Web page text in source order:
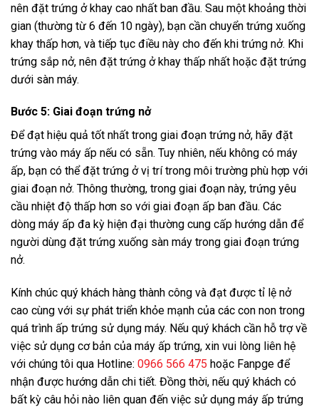
nên đặt trứng ở khay cao nhất ban đầu. Sau một khoảng thời
gian (thường từ 6 đến 10 ngày), bạn cần chuyển trứng xuống
khay thấp hơn, và tiếp tục điều này cho đến khi trứng nở. Khi
trứng sắp nở, nên đặt trứng ở khay thấp nhất hoặc đặt trứng
dưới sàn máy.
Bước 5: Giai đoạn trứng nở
Để đạt hiệu quả tốt nhất trong giai đoạn trứng nở, hãy đặt
trứng vào máy ấp nếu có sẵn. Tuy nhiên, nếu không có máy
ấp, bạn có thể đặt trứng ở vị trí trong môi trường phù hợp với
giai đoạn nở. Thông thường, trong giai đoạn này, trứng yêu
cầu nhiệt độ thấp hơn so với giai đoạn ấp ban đầu. Các
dòng máy ấp đa kỳ hiện đại thường cung cấp hướng dẫn để
người dùng đặt trứng xuống sàn máy trong giai đoạn trứng
nở.
Kính chúc quý khách hàng thành công và đạt được tỉ lệ nở
cao cùng với sự phát triển khỏe mạnh của các con non trong
quá trình ấp trứng sử dụng máy. Nếu quý khách cần hỗ trợ về
việc sử dụng cơ bản của máy ấp trứng, xin vui lòng liên hệ
với chúng tôi qua Hotline: 0966 566 475 hoặc Fanpge để
nhận được hướng dẫn chi tiết. Đồng thời, nếu quý khách có
bất kỳ câu hỏi nào liên quan đến việc sử dụng máy ấp trứng